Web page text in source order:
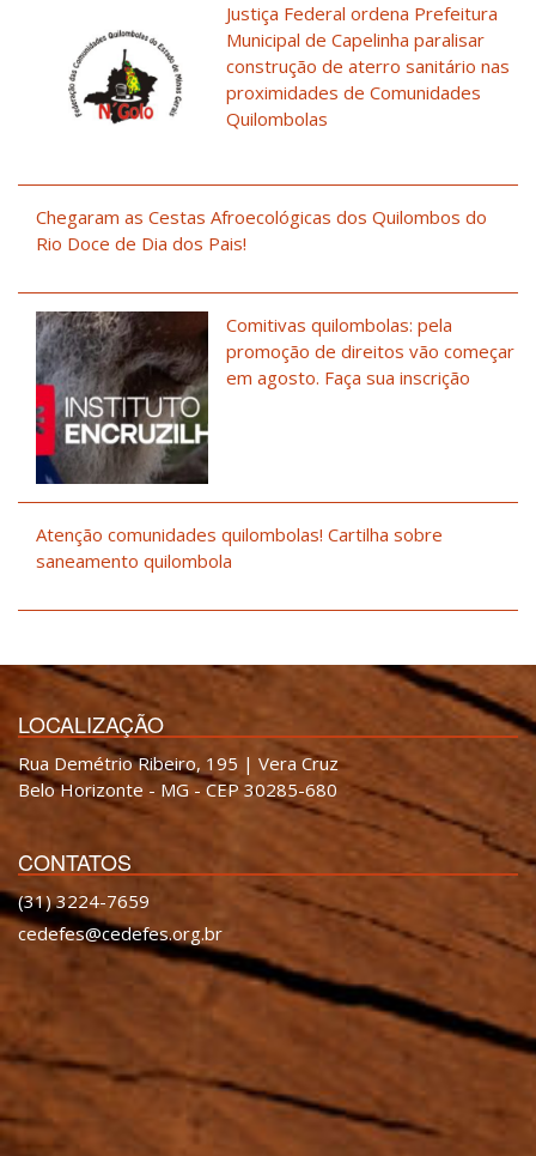
Justiça Federal ordena Prefeitura
Municipal de Capelinha paralisar
construção de aterro sanitário nas
proximidades de Comunidades
Quilombolas
Chegaram as Cestas Afroecológicas dos Quilombos do
Rio Doce de Dia dos Pais!
Comitivas quilombolas: pela
promoção de direitos vão começar
em agosto. Faça sua inscrição
Atenção comunidades quilombolas! Cartilha sobre
saneamento quilombola
LOCALIZAÇÃO
Rua Demétrio Ribeiro, 195 | Vera Cruz
Belo Horizonte - MG - CEP 30285-680
CONTATOS
(31) 3224-7659
cedefes@cedefes.org.br